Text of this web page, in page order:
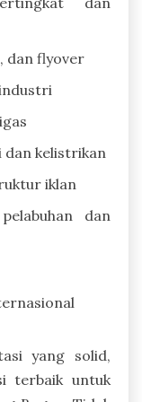
dan flyover
dan kelistrikan
iklan
dan
yang solid,
terbaik untuk